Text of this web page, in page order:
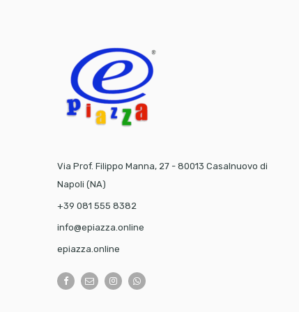
Via Prof. Filippo Manna, 27 - 80013 Casalnuovo di
Napoli (NA)
+39 081 555 8382
info@epiazza.online
epiazza.online